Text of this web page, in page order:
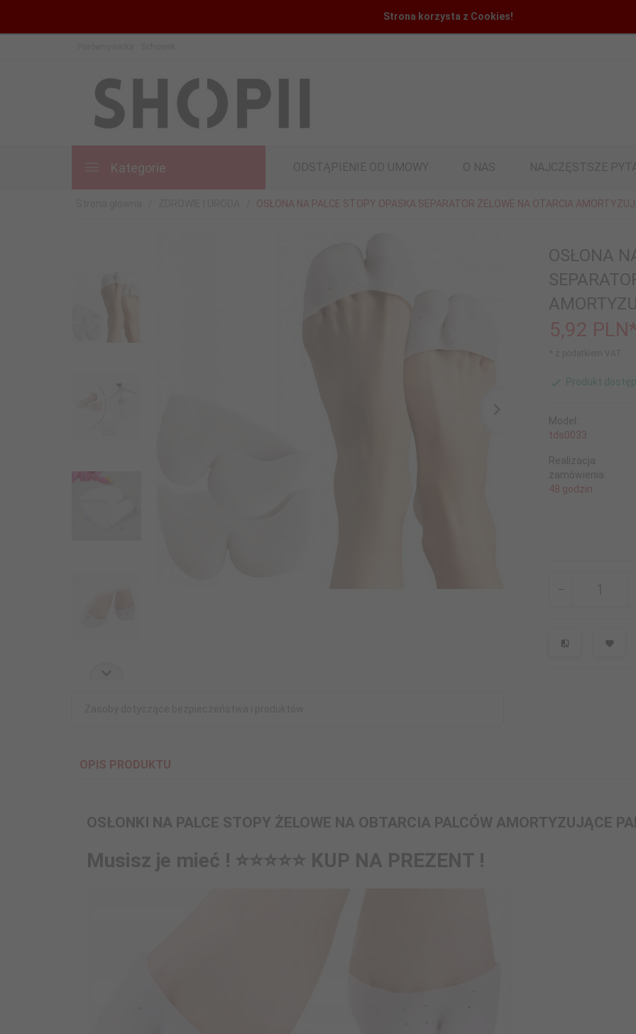
Strona korzysta z Cookies!
Kategorie ODSTĄPIENIE OD UMOWY O NAS NAJCZĘSTSZE
OSŁONA NA PALCE STOPY OPASKA SEPARATOR ŻELOWE NA OTARCIA
OSŁONA
5,92
Produkt
Model:
tds0033
Realizacja
zamówienia:
48 godzin
OPIS PRODUKTU
OSŁONKI NA PALCE STOPY ŻELOWE NA OBTARCIA PALCÓW AMORTYZUJĄCE
Musisz je mieć ! ⭐⭐⭐⭐⭐ KUP NA PREZENT !